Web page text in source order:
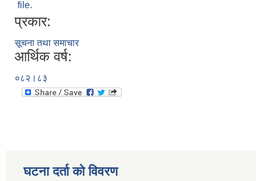
file.
प्रकार:
सूचना तथा समाचार
आर्थिक वर्ष:
०८२।८३
घटना दर्ता को विवरण